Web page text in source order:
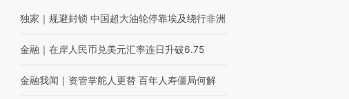
独家 ｜ 规避封锁 中国超大油轮停靠埃及绕行非洲
金融 ｜ 在岸人民币兑美元汇率连日升破6.75
金融我闻 ｜ 资管掌舵人更替 百年人寿僵局何解